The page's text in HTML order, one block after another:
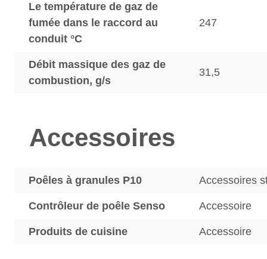
Le température de gaz de
fumée dans le raccord au
conduit °C
247
Débit massique des gaz de
combustion, g/s
31,5
Accessoires
Poêles à granules P10 Accessoires
Contrôleur de poêle Senso Accessoire
Produits de cuisine Accessoire